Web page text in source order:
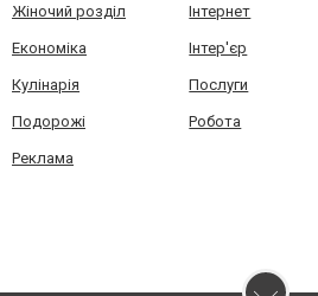
Жіночий розділ Інтернет
Економіка Інтер'єр
Кулінарія Послуги
Подорожі Робота
Реклама